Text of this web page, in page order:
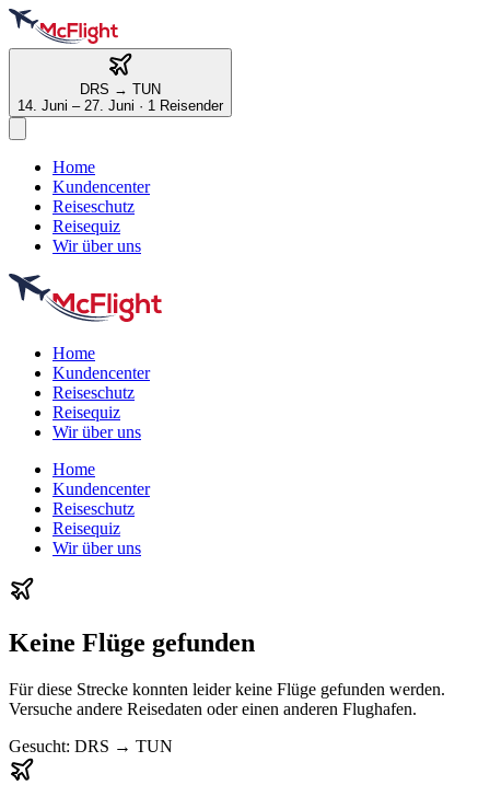
DRS → TUN
14. Juni – 27. Juni · 1 Reisender
Home
Kundencenter
Reiseschutz
Reisequiz
Wir über uns
Home
Kundencenter
Reiseschutz
Reisequiz
Wir über uns
Home
Kundencenter
Reiseschutz
Reisequiz
Wir über uns
Keine Flüge gefunden
Für diese Strecke konnten leider keine Flüge gefunden werden.
Versuche andere Reisedaten oder einen anderen Flughafen.
Gesucht: DRS → TUN